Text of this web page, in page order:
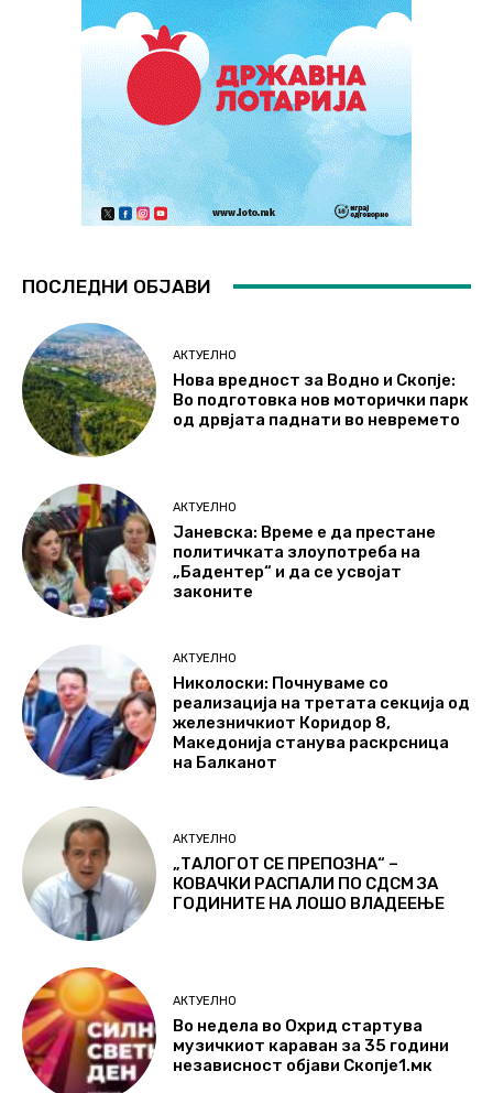
ПОСЛЕДНИ ОБЈАВИ
АКТУЕЛНО
Нова вредност за Водно и Скопје:
Во подготовка нов моторички парк
од дрвјата паднати во невремето
АКТУЕЛНО
Јаневска: Време е да престане
политичката злоупотреба на
„Бадентер“ и да се усвојат
законите
АКТУЕЛНО
Николоски: Почнуваме со
реализација на третата секција од
железничкиот Коридор 8,
Македонија станува раскрсница
на Балканот
АКТУЕЛНО
„ТАЛОГОТ СЕ ПРЕПОЗНА“ –
КОВАЧКИ РАСПАЛИ ПО СДСМ ЗА
ГОДИНИТЕ НА ЛОШО ВЛАДЕЕЊЕ
АКТУЕЛНО
Во недела во Охрид стартува
музичкиот караван за 35 години
независност објави Скопје1.мк